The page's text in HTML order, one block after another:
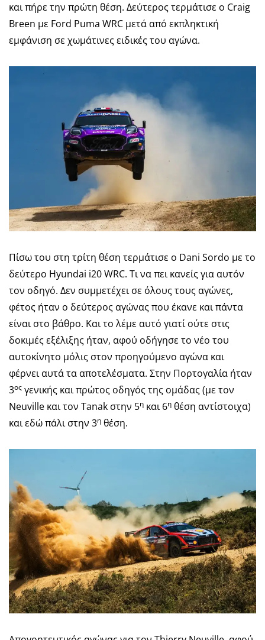
και πήρε την πρώτη θέση. Δεύτερος τερμάτισε ο Craig
Breen με Ford Puma WRC μετά από εκπληκτική
εμφάνιση σε χωμάτινες ειδικές του αγώνα.
Πίσω του στη τρίτη θέση τερμάτισε ο Dani Sordo με το
δεύτερο Hyundai i20 WRC. Τι να πει κανείς για αυτόν
τον οδηγό. Δεν συμμετέχει σε όλους τους αγώνες,
φέτος ήταν ο δεύτερος αγώνας που έκανε και πάντα
είναι στο βάθρο. Και το λέμε αυτό γιατί ούτε στις
δοκιμές εξέλιξης ήταν, αφού οδήγησε το νέο του
αυτοκίνητο μόλις στον προηγούμενο αγώνα και
φέρνει αυτά τα αποτελέσματα. Στην Πορτογαλία ήταν
3ος γενικής και πρώτος οδηγός της ομάδας (με τον
Neuville και τον Tanak στην 5η και 6η θέση αντίστοιχα)
και εδώ πάλι στην 3η θέση.